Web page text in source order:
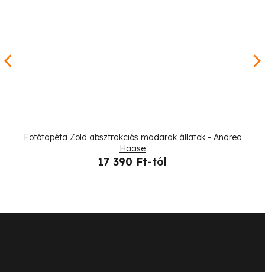
Fotótapéta Zöld absztrakciós madarak állatok - Andrea
Haase
17 390 Ft-tól